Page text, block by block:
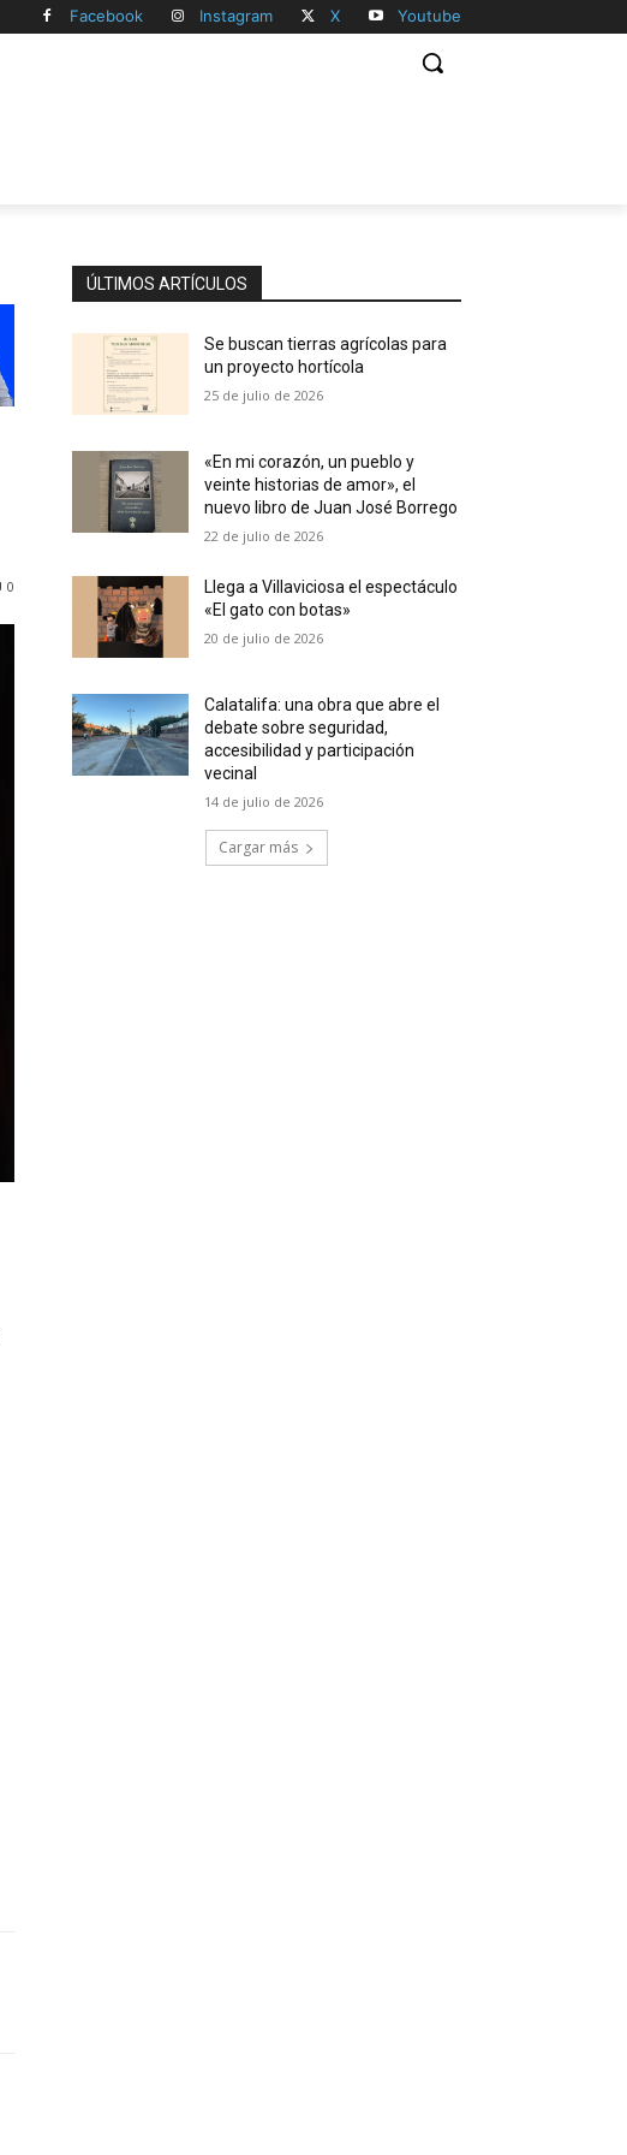
Facebook Instagram X Youtube
0
ÚLTIMOS ARTÍCULOS
Se buscan tierras agrícolas para
un proyecto hortícola
25 de julio de 2026
«En mi corazón, un pueblo y
veinte historias de amor», el
nuevo libro de Juan José Borrego
22 de julio de 2026
Llega a Villaviciosa el espectáculo
«El gato con botas»
20 de julio de 2026
Calatalifa: una obra que abre el
debate sobre seguridad,
accesibilidad y participación
vecinal
14 de julio de 2026
Cargar más